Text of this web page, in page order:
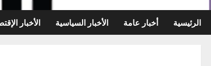
الرئيسية أخبار عامة الأخبار السياسية الأخبار